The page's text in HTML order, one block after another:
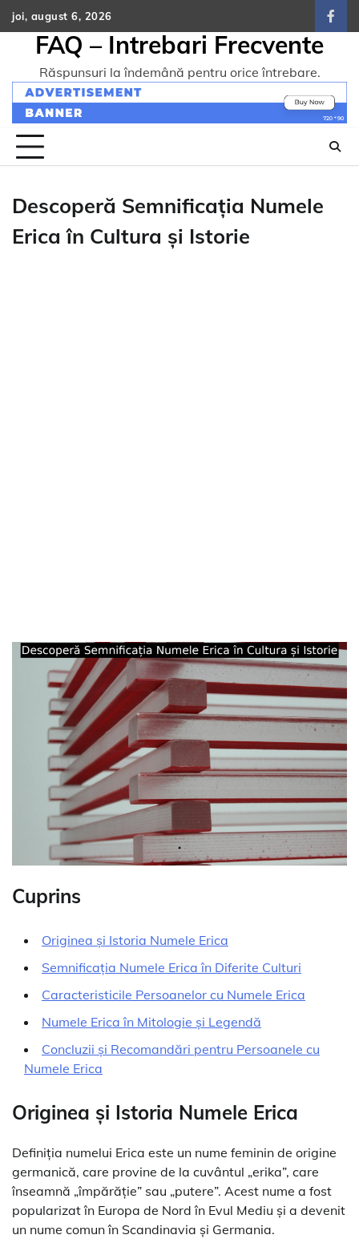
Skip
to
content
joi, august 6, 2026
FAQ – Intrebari Frecvente
Răspunsuri la îndemână pentru orice întrebare.
Descoperă Semnificația Numele
Erica în Cultura și Istorie
Cuprins
Originea și Istoria Numele Erica
Semnificația Numele Erica în Diferite Culturi
Caracteristicile Persoanelor cu Numele Erica
Numele Erica în Mitologie și Legendă
Concluzii și Recomandări pentru Persoanele cu
Numele Erica
Originea și Istoria Numele Erica
Definiția numelui Erica este un nume feminin de origine
germanică, care provine de la cuvântul „erika”, care
înseamnă „împărăție” sau „putere”. Acest nume a fost
popularizat în Europa de Nord în Evul Mediu și a devenit
un nume comun în Scandinavia și Germania.